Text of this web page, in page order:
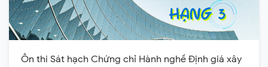
Ôn thi Sát hạch Chứng chỉ Hành nghề Định giá xây